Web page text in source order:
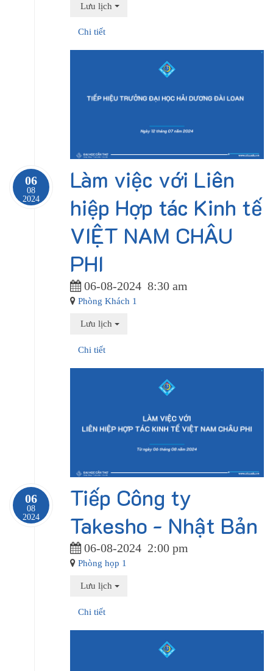
Lưu lịch
Chi tiết
06
08
2024
Làm việc với Liên
hiệp Hợp tác Kinh tế
VIỆT NAM CHÂU
PHI
06-08-2024 8:30 am
Phòng Khách 1
Lưu lịch
Chi tiết
06
08
2024
Tiếp Công ty
Takesho - Nhật Bản
06-08-2024 2:00 pm
Phòng họp 1
Lưu lịch
Chi tiết